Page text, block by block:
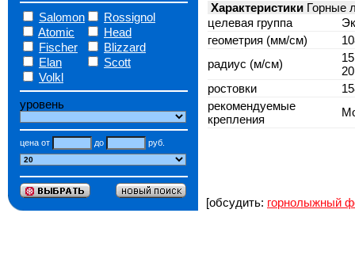
Salomon
Atomic
Fischer
Elan
Volkl
Rossignol
Head
Blizzard
Scott
уровень
цена от до руб.
Характеристики Горные
целевая группа
геометрия (мм/см)
радиус (м/см)
ростовки
рекомендуемые
крепления
[обсудить: горнолыжный